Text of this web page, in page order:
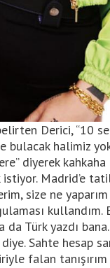
Derici, “10
bulacak halimiz
diyerek
Madrid’e
size ne yaparım
kullandım.
Türk yazdı bana.
Sahte hesap
falan